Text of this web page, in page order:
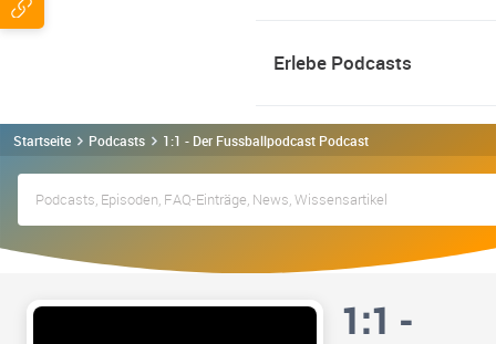
Erlebe Podcasts
Startseite Podcasts 1:1 - Der Fussballpodcast Podcast
1:1 -